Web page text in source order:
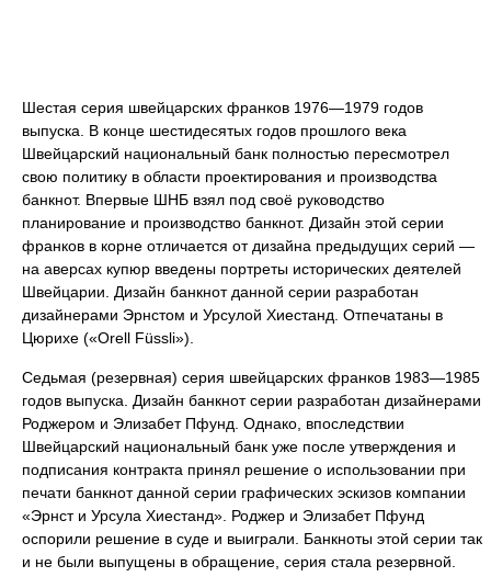
Шестая серия швейцарских франков 1976—1979 годов
выпуска. В конце шестидесятых годов прошлого века
Швейцарский национальный банк полностью пересмотрел
свою политику в области проектирования и производства
банкнот. Впервые ШНБ взял под своё руководство
планирование и производство банкнот. Дизайн этой серии
франков в корне отличается от дизайна предыдущих серий —
на аверсах купюр введены портреты исторических деятелей
Швейцарии. Дизайн банкнот данной серии разработан
дизайнерами Эрнстом и Урсулой Хиестанд. Отпечатаны в
Цюрихе («Orell Füssli»).
Седьмая (резервная) серия швейцарских франков 1983—1985
годов выпуска. Дизайн банкнот серии разработан дизайнерами
Роджером и Элизабет Пфунд. Однако, впоследствии
Швейцарский национальный банк уже после утверждения и
подписания контракта принял решение о использовании при
печати банкнот данной серии графических эскизов компании
«Эрнст и Урсула Хиестанд». Роджер и Элизабет Пфунд
оспорили решение в суде и выиграли. Банкноты этой серии так
и не были выпущены в обращение, серия стала резервной.